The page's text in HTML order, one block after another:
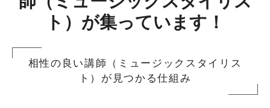
ト）が集っています！
相性の良い講師（ミュージックスタイリス
ト）が見つかる仕組み